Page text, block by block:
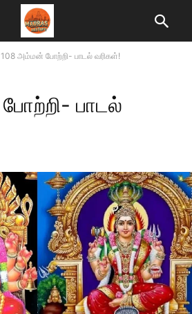
108 அம்மன் போற்றி- பாடல் வரிகள்!
பாடல்